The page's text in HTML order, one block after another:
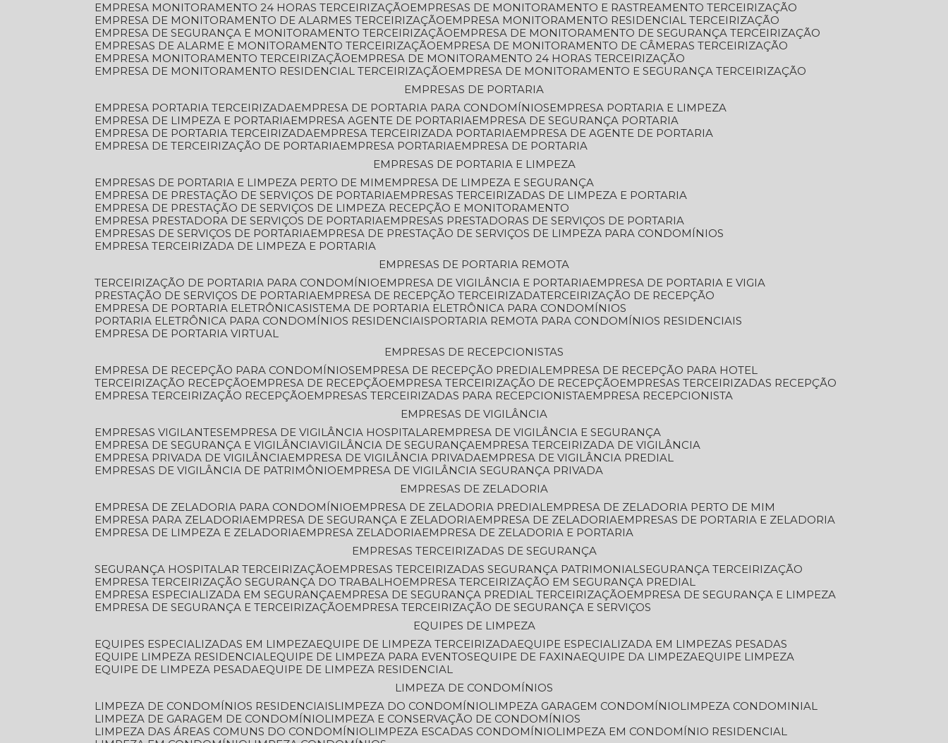
EMPRESA MONITORAMENTO 24 HORAS TERCEIRIZAÇÃO
EMPRESAS DE MONITORAMENTO E RASTREAMENTO TERCEIRIZAÇÃO
EMPRESA DE MONITORAMENTO DE ALARMES TERCEIRIZAÇÃO
EMPRESA MONITORAMENTO RESIDENCIAL TERCEIRIZAÇÃO
EMPRESA DE SEGURANÇA E MONITORAMENTO TERCEIRIZAÇÃO
EMPRESA DE MONITORAMENTO DE SEGURANÇA TERCEIRIZAÇÃO
EMPRESAS DE ALARME E MONITORAMENTO TERCEIRIZAÇÃO
EMPRESA DE MONITORAMENTO DE CÂMERAS TERCEIRIZAÇÃO
EMPRESA MONITORAMENTO TERCEIRIZAÇÃO
EMPRESA DE MONITORAMENTO 24 HORAS TERCEIRIZAÇÃO
EMPRESA DE MONITORAMENTO RESIDENCIAL TERCEIRIZAÇÃO
EMPRESA DE MONITORAMENTO E SEGURANÇA TERCEIRIZAÇÃO
EMPRESAS DE PORTARIA
EMPRESA PORTARIA TERCEIRIZADA
EMPRESA DE PORTARIA PARA CONDOMÍNIOS
EMPRESA PORTARIA E LIMPEZA
EMPRESA DE LIMPEZA E PORTARIA
EMPRESA AGENTE DE PORTARIA
EMPRESA DE SEGURANÇA PORTARIA
EMPRESA DE PORTARIA TERCEIRIZADA
EMPRESA TERCEIRIZADA PORTARIA
EMPRESA DE AGENTE DE PORTARIA
EMPRESA DE TERCEIRIZAÇÃO DE PORTARIA
EMPRESA PORTARIA
EMPRESA DE PORTARIA
EMPRESAS DE PORTARIA E LIMPEZA
EMPRESAS DE PORTARIA E LIMPEZA PERTO DE MIM
EMPRESA DE LIMPEZA E SEGURANÇA
EMPRESA DE PRESTAÇÃO DE SERVIÇOS DE PORTARIA
EMPRESAS TERCEIRIZADAS DE LIMPEZA E PORTARIA
EMPRESA DE PRESTAÇÃO DE SERVIÇOS DE LIMPEZA RECEPÇÃO E MONITORAMENTO
EMPRESA PRESTADORA DE SERVIÇOS DE PORTARIA
EMPRESAS PRESTADORAS DE SERVIÇOS DE PORTARIA
EMPRESAS DE SERVIÇOS DE PORTARIA
EMPRESA DE PRESTAÇÃO DE SERVIÇOS DE LIMPEZA PARA CONDOMÍNIOS
EMPRESA TERCEIRIZADA DE LIMPEZA E PORTARIA
EMPRESAS DE PORTARIA REMOTA
TERCEIRIZAÇÃO DE PORTARIA PARA CONDOMÍNIO
EMPRESA DE VIGILÂNCIA E PORTARIA
EMPRESA DE PORTARIA E VIGIA
PRESTAÇÃO DE SERVIÇOS DE PORTARIA
EMPRESA DE RECEPÇÃO TERCEIRIZADA TERCEIRIZAÇÃO DE RECEPÇÃO
EMPRESA DE PORTARIA ELETRÔNICA SISTEMA DE PORTARIA ELETRÔNICA PARA CONDOMÍNIOS
PORTARIA ELETRÔNICA PARA CONDOMÍNIOS RESIDENCIAIS
PORTARIA REMOTA PARA CONDOMÍNIOS RESIDENCIAIS
EMPRESA DE PORTARIA VIRTUAL
EMPRESAS DE RECEPCIONISTAS
EMPRESA DE RECEPÇÃO PARA CONDOMÍNIOS
EMPRESA DE RECEPÇÃO PREDIAL
EMPRESA DE RECEPÇÃO PARA HOTEL
TERCEIRIZAÇÃO RECEPÇÃO
EMPRESA DE RECEPÇÃO EMPRESA TERCEIRIZAÇÃO DE RECEPÇÃO
EMPRESAS TERCEIRIZADAS RECEPÇÃO
EMPRESA TERCEIRIZAÇÃO RECEPÇÃO
EMPRESAS TERCEIRIZADAS PARA RECEPCIONISTA
EMPRESA RECEPCIONISTA
EMPRESAS DE VIGILÂNCIA
EMPRESAS VIGILANTES
EMPRESA DE VIGILÂNCIA HOSPITALAR
EMPRESA DE VIGILÂNCIA E SEGURANÇA
EMPRESA DE SEGURANÇA E VIGILÂNCIA VIGILÂNCIA DE SEGURANÇA
EMPRESA TERCEIRIZADA DE VIGILÂNCIA
EMPRESA PRIVADA DE VIGILÂNCIA
EMPRESA DE VIGILÂNCIA PRIVADA
EMPRESA DE VIGILÂNCIA PREDIAL
EMPRESAS DE VIGILÂNCIA DE PATRIMÔNIO
EMPRESA DE VIGILÂNCIA SEGURANÇA PRIVADA
EMPRESAS DE ZELADORIA
EMPRESA DE ZELADORIA PARA CONDOMÍNIO
EMPRESA DE ZELADORIA PREDIAL
EMPRESA DE ZELADORIA PERTO DE MIM
EMPRESA PARA ZELADORIA
EMPRESA DE SEGURANÇA E ZELADORIA EMPRESA DE ZELADORIA
EMPRESAS DE PORTARIA E ZELADORIA
EMPRESA DE LIMPEZA E ZELADORIA
EMPRESA ZELADORIA
EMPRESA DE ZELADORIA E PORTARIA
EMPRESAS TERCEIRIZADAS DE SEGURANÇA
SEGURANÇA HOSPITALAR TERCEIRIZAÇÃO
EMPRESAS TERCEIRIZADAS SEGURANÇA PATRIMONIAL SEGURANÇA TERCEIRIZAÇÃO
EMPRESA TERCEIRIZAÇÃO SEGURANÇA DO TRABALHO
EMPRESA TERCEIRIZAÇÃO EM SEGURANÇA PREDIAL
EMPRESA ESPECIALIZADA EM SEGURANÇA
EMPRESA DE SEGURANÇA PREDIAL TERCEIRIZAÇÃO
EMPRESA DE SEGURANÇA E LIMPEZA
EMPRESA DE SEGURANÇA E TERCEIRIZAÇÃO
EMPRESA TERCEIRIZAÇÃO DE SEGURANÇA E SERVIÇOS
EQUIPES DE LIMPEZA
EQUIPES ESPECIALIZADAS EM LIMPEZA EQUIPE DE LIMPEZA TERCEIRIZADA EQUIPE ESPECIALIZADA EM LIMPEZAS PESADAS
EQUIPE LIMPEZA RESIDENCIAL EQUIPE DE LIMPEZA PARA EVENTOS EQUIPE DE FAXINA EQUIPE DA LIMPEZA EQUIPE LIMPEZA
EQUIPE DE LIMPEZA PESADA EQUIPE DE LIMPEZA RESIDENCIAL
LIMPEZA DE CONDOMÍNIOS
LIMPEZA DE CONDOMÍNIOS RESIDENCIAIS
LIMPEZA DO CONDOMÍNIO LIMPEZA GARAGEM CONDOMÍNIO
LIMPEZA CONDOMINIAL
LIMPEZA DE GARAGEM DE CONDOMÍNIO
LIMPEZA E CONSERVAÇÃO DE CONDOMÍNIOS
LIMPEZA DAS ÁREAS COMUNS DO CONDOMÍNIO
LIMPEZA ESCADAS CONDOMÍNIO
LIMPEZA EM CONDOMÍNIO RESIDENCIAL